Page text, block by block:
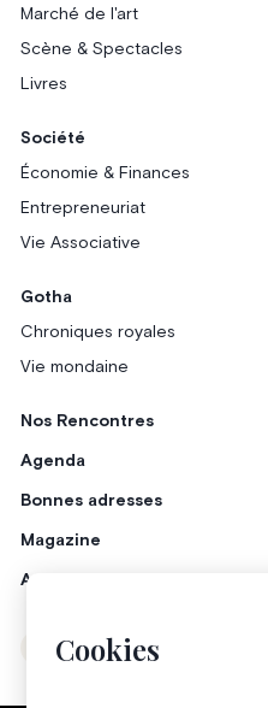
Cookies
Marché de l'art
Scène & Spectacles
Livres
Société
Économie & Finances
Entrepreneuriat
Vie Associative
Gotha
Chroniques royales
Vie mondaine
Nos Rencontres
Agenda
Bonnes adresses
Magazine
Annonceurs
Instagram